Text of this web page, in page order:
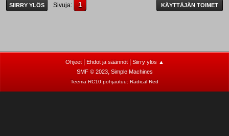
SIIRRY YLÖS Sivuja 1 KÄYTTÄJÄN TOIMET
Ohjeet| Ehdot ja säännöt|
Siirry ylös ▲
SMF © 2023, Simple Machines
Teema RC10 pohjautuu: Radical Red